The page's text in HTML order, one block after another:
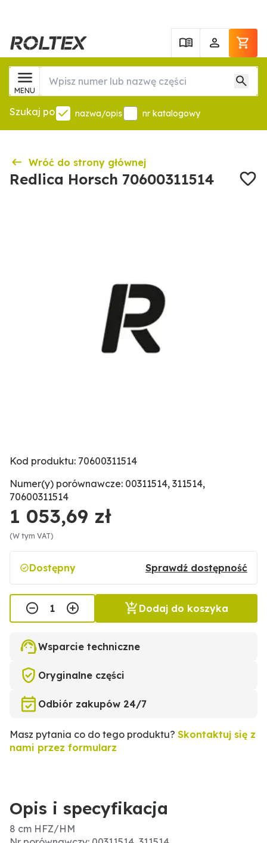
MENU
Szukaj po nazwa/opis nr katalogowy
Wróć do strony głównej
Redlica Horsch 70600311514
Kod produktu: 70600311514
Numer(y) porównawcze: 00311514, 311514,
70600311514
1 053,69 zł
(W tym VAT)
Dostępny Sprawdź dostępność
Dodaj do koszyka
Wsparcie techniczne
Oryginalne części
Odbiór zakupów 24/7
Masz pytania co do tego produktu? Skontaktuj się z
nami przez formularz
Opis i specyfikacja
8 cm HFZ/HM